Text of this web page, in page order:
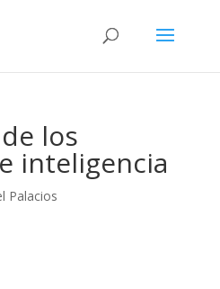
los
inteligencia
Palacios